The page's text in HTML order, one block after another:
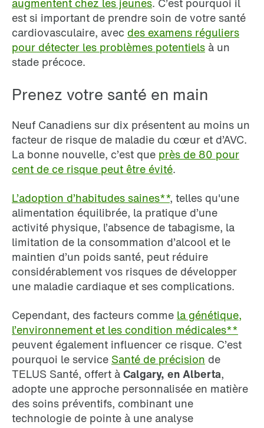
est si important de prendre soin de votre santé
cardiovasculaire, avec des examens réguliers
pour détecter les problèmes potentiels à un
stade précoce.
Prenez votre santé en main
Neuf Canadiens sur dix présentent au moins un
facteur de risque de maladie du cœur et d’AVC.
La bonne nouvelle, c’est que près de 80 pour
cent de ce risque peut être évité.
L’adoption d’habitudes saines**, telles qu'une
alimentation équilibrée, la pratique d’une
activité physique, l’absence de tabagisme, la
limitation de la consommation d’alcool et le
maintien d’un poids santé, peut réduire
considérablement vos risques de développer
une maladie cardiaque et ses complications.
Cependant, des facteurs comme la génétique,
l’environnement et les condition médicales**
peuvent également influencer ce risque. C’est
pourquoi le service Santé de précision de
TELUS Santé, offert àCalgary, en Alberta,
adopte une approche personnalisée en matière
des soins préventifs, combinant une
technologie de pointe à une analyse